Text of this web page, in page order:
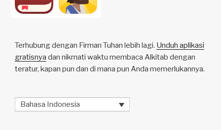
Terhubung dengan Firman Tuhan lebih lagi. Unduh aplikasi
gratisnya dan nikmati waktu membaca Alkitab dengan
teratur, kapan pun dan di mana pun Anda memerlukannya.
Bahasa Indonesia